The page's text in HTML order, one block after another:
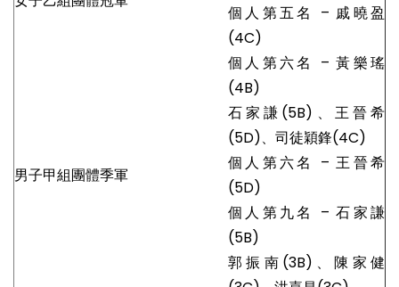
個人第五名 – 戚曉盈
(4C)
個人第六名 – 黃樂瑤
(4B)
男子甲組團體季軍
石家謙(5B)、王晉希
(5D)、司徒穎鋒(4C)
個人第六名 – 王晉希
(5D)
個人第九名 – 石家謙
(5B)
郭振南(3B)、陳家健